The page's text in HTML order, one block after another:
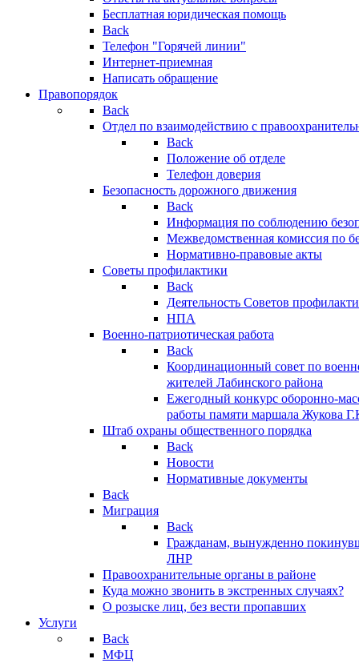
Бесплатная юридическая помощь
Back
Телефон "Горячей линии"
Интернет-приемная
Написать обращение
Правопорядок
Back
Отдел по взаимодействию с
Back
Положение об отделе
Телефон доверия
Безопасность дорожного движения
Back
Информация по соблюдению
Межведомственная комиссия по
Нормативно-правовые акты
Советы профилактики
Back
Деятельность Советов
НПА
Военно-патриотическая работа
Back
Координационный совет по
жителей Лабинского района
Ежегодный конкурс оборонно-
работы памяти маршала Жукова
Штаб охраны общественного порядка
Back
Новости
Нормативные документы
Back
Миграция
Back
Гражданам, вынужденно
ЛНР
Правоохранительные органы в районе
Куда можно звонить в экстренных случаях?
О розыске лиц, без вести пропавших
Услуги
Back
МФЦ